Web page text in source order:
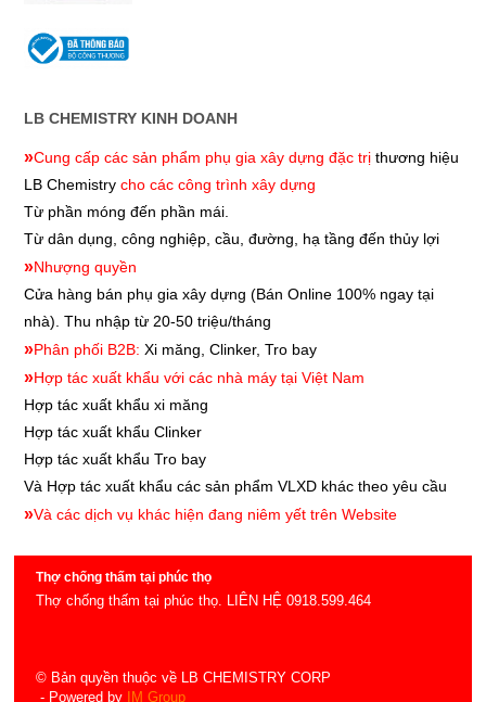
Thợ chống thấm tại phúc thọ
Thợ chống thấm tại phúc thọ. LIÊN HỆ 0918.599.464
LB CHEMISTRY KINH DOANH
»Cung cấp các sản phẩm phụ gia xây dựng đặc trị thương hiệu
LB Chemistrycho các công trình xây dựng
Từ phần móng đến phần mái.
Từ dân dụng, công nghiệp, cầu, đường, hạ tầng đến thủy lợi
»Nhượng quyền
Cửa hàng bán phụ gia xây dựng (Bán Online 100% ngay tại
nhà). Thu nhập từ 20-50 triệu/tháng
»Phân phối B2B: Xi măng, Clinker, Tro bay
»Hợp tác xuất khẩu với các nhà máy tại Việt Nam
Hợp tác xuất khẩu xi măng
Hợp tác xuất khẩu Clinker
Hợp tác xuất khẩu Tro bay
Và Hợp tác xuất khẩu các sản phẩm VLXD khác theo yêu cầu
»Và các dịch vụ khác hiện đang niêm yết trên Website
© Bản quyền thuộc về LB CHEMISTRY CORP
- Powered by
IM Group